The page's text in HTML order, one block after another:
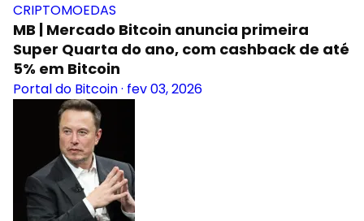
CRIPTOMOEDAS
MB | Mercado Bitcoin anuncia primeira
Super Quarta do ano, com cashback de até
5% em Bitcoin
Portal do Bitcoin· fev 03, 2026